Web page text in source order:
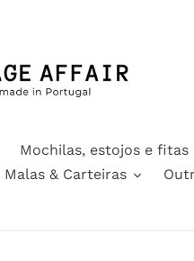
Mochilas, estojos e
Malas & Carteiras